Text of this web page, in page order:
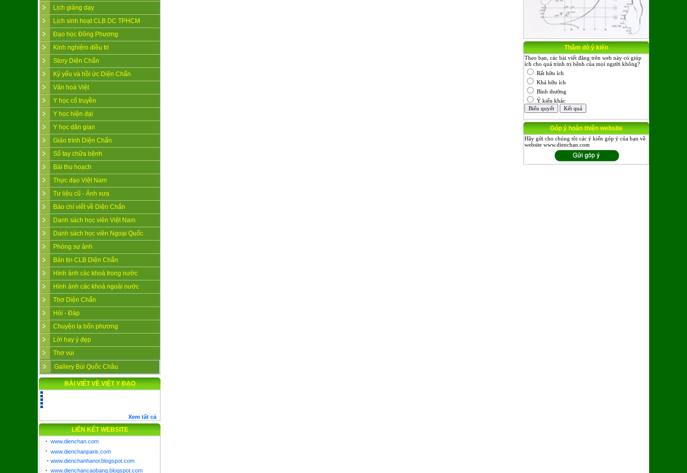
Lịch giảng dạy
Lịch sinh hoạt CLB DC TPHCM
Đạo học Đông Phương
Kinh nghiệm điều trị
Story Diện Chẩn
Kỷ yếu và hồi ức Diện Chẩn
Văn hoá Việt
Y học cổ truyền
Y học hiện đại
Y học dân gian
Giáo trình Diện Chẩn
Sổ tay chữa bệnh
Bài thu hoạch
Thực đạo Việt Nam
Tư liệu cũ - Ảnh xưa
Báo chí viết về Diện Chẩn
Danh sách học viên Việt Nam
Danh sách học viên Ngoại Quốc
Phóng sự ảnh
Bản tin CLB Diện Chẩn
Hình ảnh các khoá trong nước
Hình ảnh các khoá ngoài nước
Thơ Diện Chẩn
Hỏi - Đáp
Chuyện lạ bốn phương
Lời hay ý đẹp
Thơ vui
Gallery Bùi Quốc Châu
BÀI VIẾT VỀ VIỆT Y ĐẠO
Xem tất cả
LIÊN KẾT WEBSITE
· www.dienchan.com
· www.dienchanparis.com
· www.dienchanhanoi.blogspot.com
· www.dienchancaobang.blogspot.com
Thăm dò ý kiến
Theo bạn, các bài viết đăng trên web này có giúp
ích cho quá trình trị bệnh của mọi người không?
Rất hữu ích
Khá hữu ích
Bình thường
Ý kiến khác
Góp ý hoàn thiện website
Hãy gửi cho chúng tôi các ý kiến góp ý của bạn về
website www.dienchan.com